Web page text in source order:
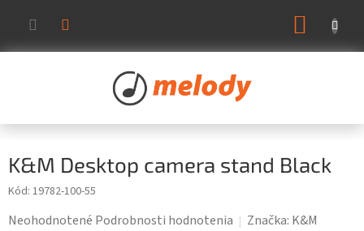
obsah
K&M Desktop camera stand Black
Kód: 19782-100-55
Priemerné
Neohodnotené Podrobnosti hodnotenia Značka: K&M